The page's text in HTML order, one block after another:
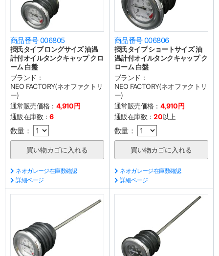
商品番号 006805
摂氏タイプ ロングサイズ 油温
計付オイルタンクキャップ クロ
ーム 白盤
ブランド：
NEO FACTORY(ネオファクトリ
ー)
通常販売価格： 4,910円
通販在庫数：6
数量：
ネオガレージ在庫数確認
詳細ページ
商品番号 006806
摂氏タイプ ショートサイズ 油
温計付オイルタンクキャップ ク
ローム 白盤
ブランド：
NEO FACTORY(ネオファクトリ
ー)
通常販売価格： 4,910円
通販在庫数：20以上
数量：
ネオガレージ在庫数確認
詳細ページ